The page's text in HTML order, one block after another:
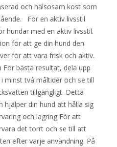
och hälsosam kost som
För en aktiv livsstil
hundar med en aktiv livsstil.
för att ge din hund den
för att vara frisk och aktiv.
bästa resultat, dela upp
minst två måltider och se till
tillgängligt. Detta
hjälper din hund att hålla sig
och lagring För att
det torrt och se till att
efter varje användning. På